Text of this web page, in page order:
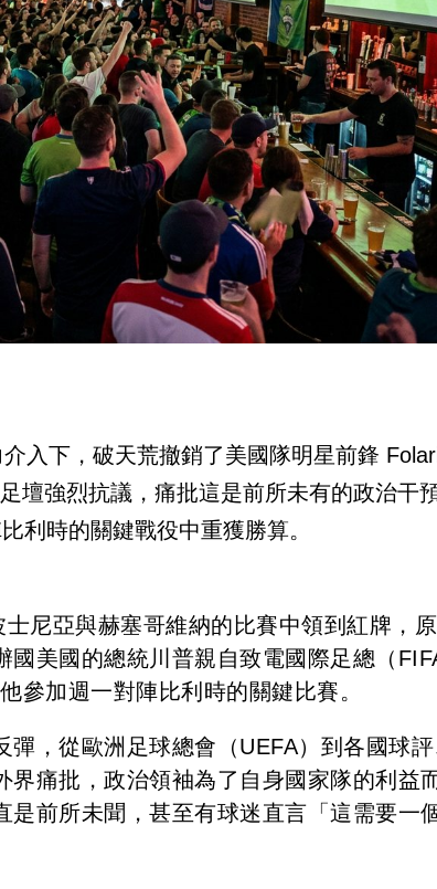
入下，破天荒撤銷了美國隊明星前鋒
壇強烈抗議，痛批這是前所未有的政治干
利時的關鍵戰役中重獲勝算。
尼亞與赫塞哥維納的比賽中領到紅牌，
美國的總統川普親自致電國際足總（
參加週一對陣比利時的關鍵比賽。
，從歐洲足球總會（UEFA）到各國球
痛批，政治領袖為了自身國家隊的利益
前所未聞，甚至有球迷直言「這需要一